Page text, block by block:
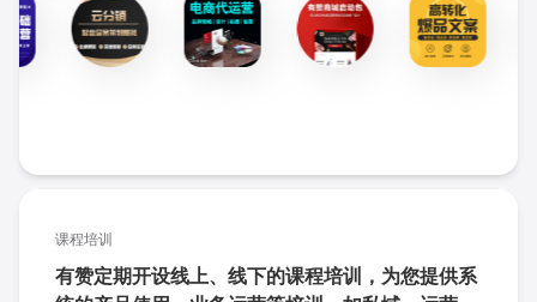
课程培训
有赞定期开设线上、线下的课程培训，为您提供系